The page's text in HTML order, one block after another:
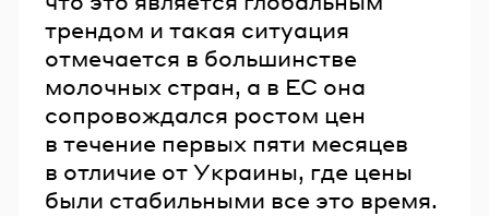
трендом и такая ситуация
отмечается в большинстве
молочных стран, а в ЕС она
сопровождался ростом цен
в течение первых пяти месяцев
в отличие от Украины, где цены
были стабильными все это время.